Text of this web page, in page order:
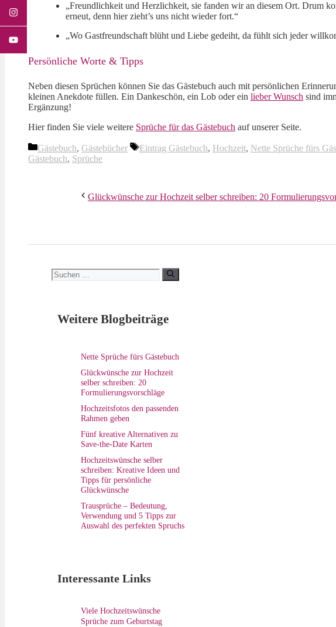
„Freundlichkeit und Herzlichkeit, sie fanden wir an diesem Ort. Drum
erneut, denn hier zieht’s uns nicht wieder fort.“
„Wo Gastfreundschaft blüht und Liebe gedeiht, da fühlt sich jeder
Persönliche Worte & Tipps
Neben diesen Sprüchen können Sie das Gästebuch auch mit persönlichen
kleinen Anekdote füllen. Ein Dankeschön, ein Lob oder ein lieber Wunsch sind
Ergänzung!
Hier finden Sie viele weitere Sprüche für das Gästebuch auf unserer Seite.
Kategorien
Gästebuch, Gästebücher Schlagwörter
Eintrag Gästebuch, Hochzeit, Nette Sprüche fürs
Gästebuch, Sprüche
Glückwünsche zur Hochzeit selber schreiben: 20
Suchen
nach:
Weitere Blogbeiträge
Nette Sprüche fürs Gästebuch
Glückwünsche zur Hochzeit
selber schreiben: 20
Formulierungsvorschläge
Hochzeitsfotos den passenden
Rahmen geben
Fünf kreative Alternativen zu
Save-the-Date Karten
Hochzeitswünsche selber
schreiben: Kreative Ideen und
Tipps für persönliche
Glückwünsche
Trausprüche – Bedeutung,
Verwendung und 5 Tipps zur
Auswahl des perfekten Spruchs
Interessante Links
Viele Hochzeitswünsche
Sprüche zum Geburtstag